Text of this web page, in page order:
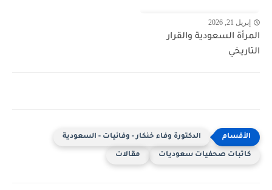
إبريل 21, 2026
المرأة السعودية والقرار
التاريخي
الدكتورة وفاء خنكار - وفائيات - السعودية
كاتبات صحفيات سعوديات مقالات